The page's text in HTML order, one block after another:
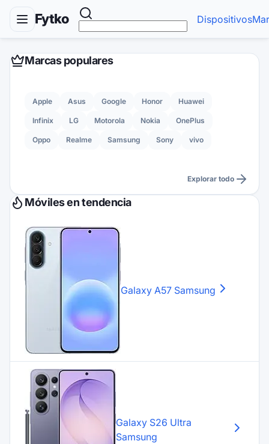
Fytko Dispositivos
Marcas populares
Apple Asus Google Honor Huawei
Infinix LG Motorola Nokia OnePlus
Oppo Realme Samsung Sony vivo
Explorar todo
Móviles en tendencia
Galaxy A57 Samsung
Galaxy S26 Ultra
Samsung